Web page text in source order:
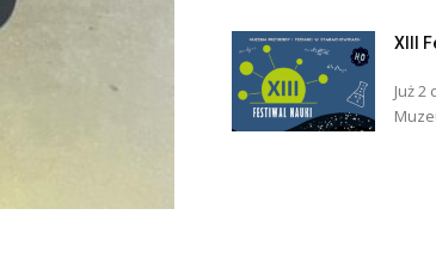
XIII
Już 2